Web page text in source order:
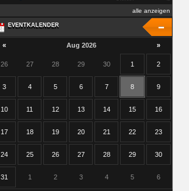
alle anzeigen
EVENTKALENDER
EVENTKALENDER
« Aug 2026 »
26 27 28 29 30 1 2
3 4 5 6 7 8 9
10 11 12 13 14 15 16
17 18 19 20 21 22 23
24 25 26 27 28 29 30
31 1 2 3 4 5 6